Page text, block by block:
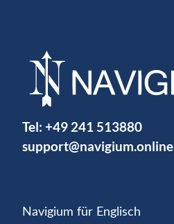
Tel: +49 241 513880
support@navigium.online
Navigium für Englisch